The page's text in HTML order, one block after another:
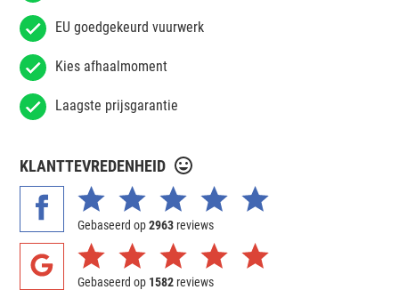
EU goedgekeurd vuurwerk
Kies afhaalmoment
Laagste prijsgarantie
KLANTTEVREDENHEID
Gebaseerd op2963 reviews
Gebaseerd op 1582 reviews